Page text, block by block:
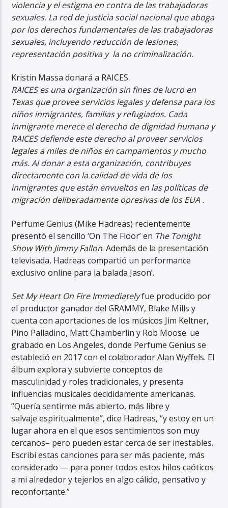
violencia y el estigma en contra de las trabajadoras
sexuales. La red de justicia social nacional que aboga
por los derechos fundamentales de las trabajadoras
sexuales, incluyendo reducción de lesiones,
representación positiva y la no criminalización.
Kristin Massa donará a RAICES
RAICES es una organización sin fines de lucro en
Texas que provee servicios legales y defensa para los
niños inmigrantes, familias y refugiados. Cada
inmigrante merece el derecho de dignidad humana y
RAICES defiende este derecho al proveer servicios
legales a miles de niños en campamentos y mucho
más. Al donar a esta organización, contribuyes
directamente con la calidad de vida de los
inmigrantes que están envueltos en las políticas de
migración deliberadamente opresivas de los EUA .
Perfume Genius (Mike Hadreas) recientemente
presentó el sencillo ‘On The Floor’ en The Tonight
Show With Jimmy Fallon. Además de la presentación
televisada, Hadreas compartió un performance
exclusivo online para la balada Jason’.
Set My Heart On Fire Immediatelyfue producido por
el productor ganador del GRAMMY, Blake Mills y
cuenta con aportaciones de los músicos Jim Keltner,
Pino Palladino, Matt Chamberlin y Rob Moose. ue
grabado en Los Angeles, donde Perfume Genius se
estableció en 2017 con el colaborador Alan Wyffels. El
álbum explora y subvierte conceptos de
masculinidad y roles tradicionales, y presenta
influencias musicales decididamente americanas.
“Quería sentirme más abierto, más libre y
salvaje espiritualmente”, dice Hadreas, “y estoy en un
lugar ahora en el que esos sentimientos son muy
cercanos– pero pueden estar cerca de ser inestables.
Escribí estas canciones para ser más paciente, más
considerado — para poner todos estos hilos caóticos
a mi alrededor y tejerlos en algo cálido, pensativo y
reconfortante.”